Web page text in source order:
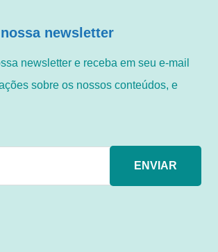
newsletter
newsletter e receba em seu e-mail
sobre os nossos conteúdos, e
ENVIAR